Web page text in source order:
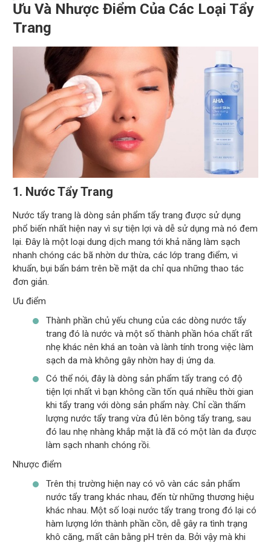
Ưu Và Nhược Điểm Của Các Loại Tẩy
Trang
1. Nước Tẩy Trang
Nước tẩy trang là dòng sản phẩm tẩy trang được sử dụng
phổ biến nhất hiện nay vì sự tiện lợi và dễ sử dụng mà nó đem
lại. Đây là một loại dung dịch mang tới khả năng làm sạch
nhanh chóng các bã nhờn dư thừa, các lớp trang điểm, vi
khuẩn, bụi bẩn bám trên bề mặt da chỉ qua những thao tác
đơn giản.
Ưu điểm
Thành phần chủ yếu chung của các dòng nước tẩy
trang đó là nước và một số thành phần hóa chất rất
nhẹ khác nên khá an toàn và lành tính trong việc làm
sạch da mà không gây nhờn hay dị ứng da.
Có thể nói, đây là dòng sản phẩm tẩy trang có độ
tiện lợi nhất vì bạn không cần tốn quá nhiều thời gian
khi tẩy trang với dòng sản phẩm này. Chỉ cần thấm
lượng nước tẩy trang vừa đủ lên bông tẩy trang, sau
đó lau nhẹ nhàng khắp mặt là đã có một làn da được
làm sạch nhanh chóng rồi.
Nhược điểm
Trên thị trường hiện nay có vô vàn các sản phẩm
nước tẩy trang khác nhau, đến từ những thương hiệu
khác nhau. Một số loại nước tẩy trang trong đó lại có
hàm lượng lớn thành phần cồn, dễ gây ra tình trạng
khô căng, mất cân bằng pH trên da. Bởi vậy mà khi